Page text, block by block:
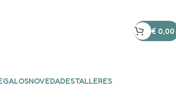
€ 0,00
NOVEDADESTALLERES